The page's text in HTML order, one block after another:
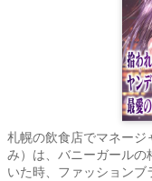
札幌の飲食店でマネージ
み）は、バニーガールの
いた時、ファッション